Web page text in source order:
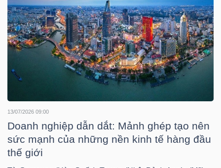
13/07/2026 09:00
Doanh nghiệp dẫn dắt: Mảnh ghép tạo nên
sức mạnh của những nền kinh tế hàng đầu
thế giới
THÔNG
DỊCH